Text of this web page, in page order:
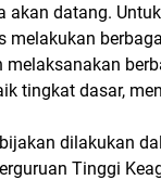
akan datang.
melakukan
melaksanakan
tingkat dasar,
dilakukan
Tinggi